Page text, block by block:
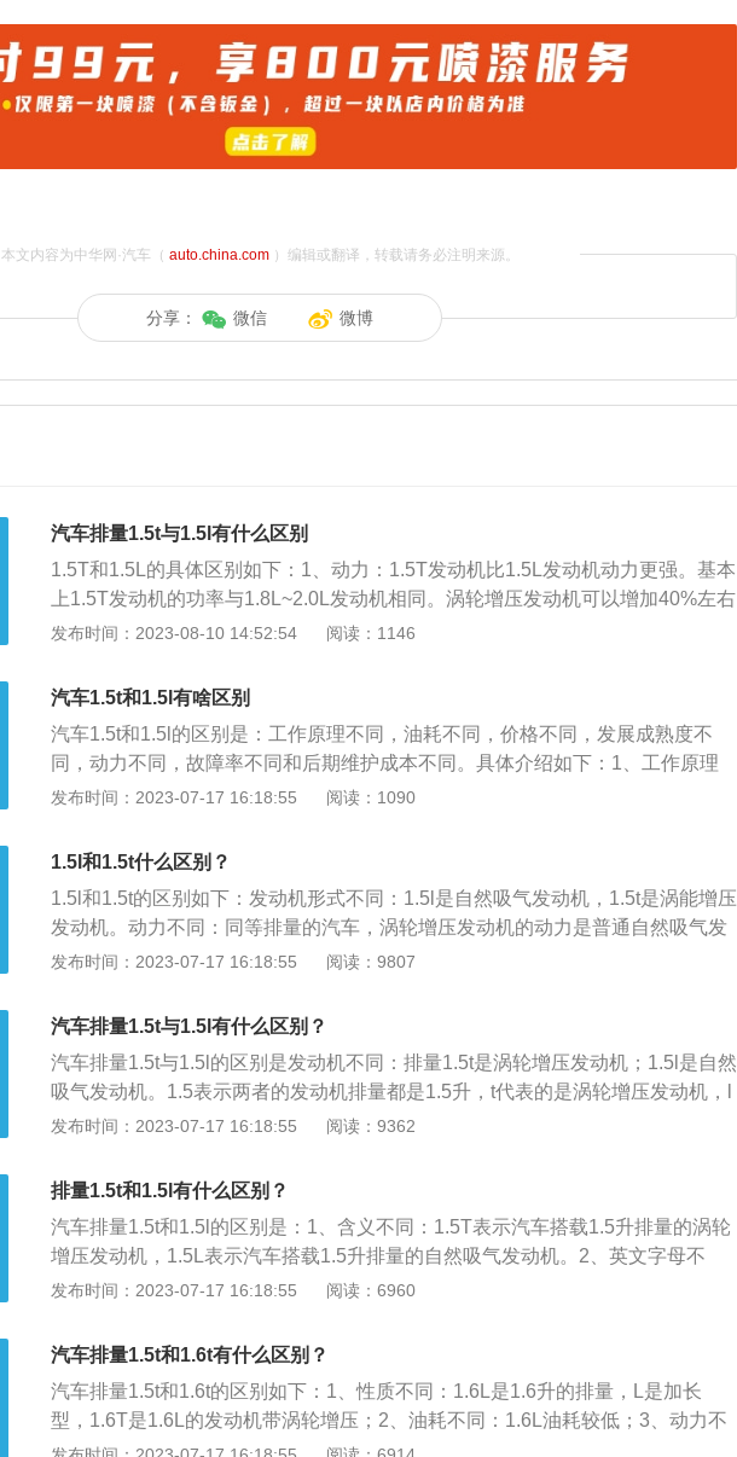
本文内容为中华网·汽车（ auto.china.com）编辑或翻译，转载请务必注明来源。
分享： 微信 微博
汽车排量1.5t与1.5l有什么区别
1.5T和1.5L的具体区别如下：1、动力：1.5T发动机比1.5L发动机动力更强。基本
上1.5T发动机的功率与1.8L~2.0L发动机相同。涡轮增压发动机可以增加40%左右
的功率。2、油耗：1.5L发动机比1.5T发动机省油。如果拿1.5T和同等功率的车
寿命更长。可以毫不夸张地说，自然吸气发动机只要按时保养，不被猛烈驱动，
不被人类损坏，就能被驱动报废。你可以参考路上的出租车。4、后期维护成
本：1.5L发动机比1.5T发动机更经济。无论是汽油还是机油，涡轮增压发动机对
它的要求都会更高。5、价格：1.5L发动机比1.5T发动机便宜。6、类型：发动机
类型不一样，1.5T是带涡轮增压器的，1.5L是自吸。
发布时间：2023-08-10 14:52:54 阅读：1146
汽车1.5t和1.5l有啥区别
汽车1.5t和1.5l的区别是：工作原理不同，油耗不同，价格不同，发展成熟度不
同，动力不同，故障率不同和后期维护成本不同。具体介绍如下：1、工作原理
不同：1.5L自然吸气的汽车，靠气缸内的负压吸气，吸入气缸内的空气浓度正
涡轮，发动机排出的废气会冲击涡轮，并带动另一侧的叶轮压缩空气，然后送入
到发动机内，发动机内的燃油燃烧更加充分，动力更强。2、油耗不同：1.5T的
油耗量更高，涡轮增压压缩更多空气进气缸，而发动机电喷系统会根据进气量来
改变喷油量，进气量增加喷油量也会增加。1.5L的油耗更低。3、价格不同：因为
1.5T的汽车发动机多一个涡轮增压器，所以1.5T的汽车价格更高。4、发展成熟
添加一个涡轮增压器而来的，自然吸气的汽车技术更成熟，自吸发动机的汽车可
靠性更强。5、动力不同：1.5t车采用1.5升涡轮增压发动机，1.5l车采用1.5升自
然吸气起步阶段，此外，1.5t发动机比1.5发动机更强大。6、故障率不同：自然
动机的工作原理比较复杂，工作温度也比较高，所以相比自然吸气发动机会有一
然吸气发动机零部件相对简单，故障率低，后期维护成本较低。涡轮增压发动机
一旦损坏，维修起来比较麻烦，所以后期维护成本比较高。因此，1.5t台车的成
本高于1.5l台车。
发布时间：2023-07-17 16:18:55 阅读：1090
1.5l和1.5t什么区别？
1.5l和1.5t的区别如下：发动机形式不同：1.5l是自然吸气发动机，1.5t是涡能增压
发动机。动力不同：同等排量的汽车，涡轮增压发动机的动力是普通自然吸气发
动机的1.3倍。工作原理不同：1.5L的自吸发动机吸气主要是由于活塞向下工作所
气增多，发动机的气缸燃烧更加充分，从而达到减少油量损耗、加大车辆马力。
发布时间：2023-07-17 16:18:55 阅读：9807
汽车排量1.5t与1.5l有什么区别？
汽车排量1.5t与1.5l的区别是发动机不同：排量1.5t是涡轮增压发动机；1.5l是自然
吸气发动机。1.5表示两者的发动机排量都是1.5升，t代表的是涡轮增压发动机，l
代表的是普通的自然吸气发动机。排量是液压传动专用术语，是指每行程或每循
产轿车，其尾部并没有上面这种汽车型号，不过其排量一般也写在车身或车尾。
发布时间：2023-07-17 16:18:55 阅读：9362
排量1.5t和1.5l有什么区别？
汽车排量1.5t和1.5l的区别是：1、含义不同：1.5T表示汽车搭载1.5升排量的涡轮
增压发动机，1.5L表示汽车搭载1.5升排量的自然吸气发动机。2、英文字母不
同：L代表自然吸气形式的发动机，T则代表的是涡轮增压发动机。3、耗油量不
动力比1.5l更强劲。
发布时间：2023-07-17 16:18:55 阅读：6960
汽车排量1.5t和1.6t有什么区别？
汽车排量1.5t和1.6t的区别如下：1、性质不同：1.6L是1.6升的排量，L是加长
型，1.6T是1.6L的发动机带涡轮增压；2、油耗不同：1.6L油耗较低；3、动力不
同：1.6T较大，动力足；通常涡轮能增加10%-30%左右的基础功率，有的能达到